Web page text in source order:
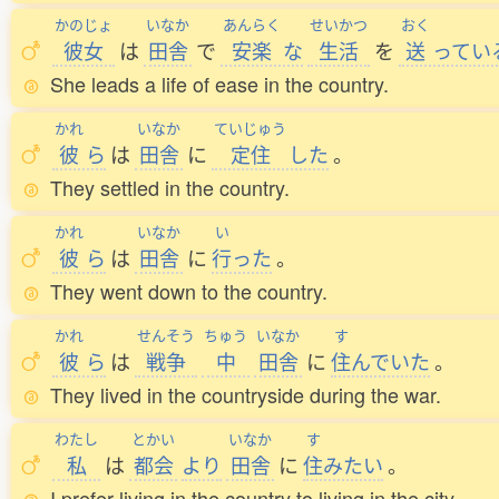
かのじょ
彼女 は
いなか
田舎 で
あんらく
安楽 な
せいかつ
生活 を
おく
送 ってい
She leads a life of ease in the country.
かれ
彼 ら は
いなか
田舎 に
ていじゅう
定住 した。
They settled in the country.
かれ
彼 ら は
いなか
田舎 に
い
行った。
They went down to the country.
かれ
彼 ら は
せんそう
戦争
ちゅう
中
いなか
田舎 に
す
住んでいた。
They lived in the countryside during the war.
わたし
私 は
とかい
都会 より
いなか
田舎 に
す
住みたい。